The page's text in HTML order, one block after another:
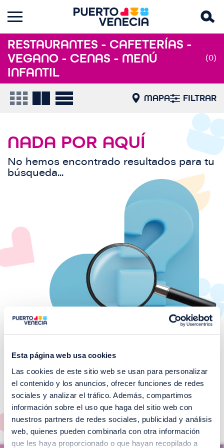
Esta página web usa cookies
Las cookies de este sitio web se usan para personalizar
el contenido y los anuncios, ofrecer funciones de redes
sociales y analizar el tráfico. Además, compartimos
información sobre el uso que haga del sitio web con
nuestros partners de redes sociales, publicidad y análisis
web, quienes pueden combinarla con otra información
que les haya proporcionado o que hayan recopilado a
RESTAURANTES - CAFETERÍAS -
VEGANO - CENAS - MENÚ
INFANTIL
(0)
MAPA FILTRAR
NADA POR AQUÍ
No hemos encontrado resultados para tu
búsqueda...
¡No te pierdas nuestros
EVENTOS!
Ver todos >